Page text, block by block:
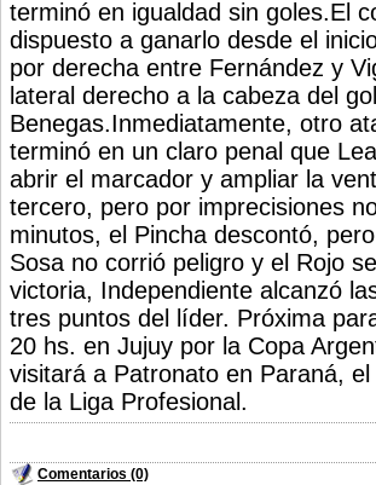
terminó en igualdad sin goles.El
dispuesto a ganarlo desde el
por derecha entre Fernández y
lateral derecho a la cabeza del
Benegas.Inmediatamente, otro
terminó en un claro penal que
abrir el marcador y ampliar la
tercero, pero por imprecisiones
minutos, el Pincha descontó,
Sosa no corrió peligro y el Rojo
victoria, Independiente alcanzó
tres puntos del líder. Próxima
20 hs. en Jujuy por la Copa
visitará a Patronato en Paraná,
de la Liga Profesional.
Comentarios (0)